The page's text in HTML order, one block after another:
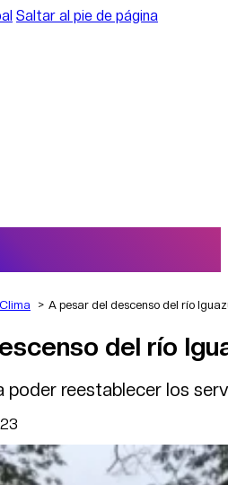
Saltar al pie de página
Clima A pesar del descenso del río
del río
poder reestablecer los